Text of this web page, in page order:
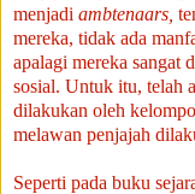
menjadi ambtenaars,
mereka, tidak ada
apalagi mereka sangat
sosial. Untuk itu, telah
dilakukan oleh
melawan penjajah
Seperti pada buku